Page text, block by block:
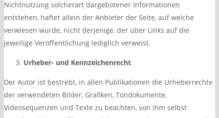
Nichtnutzung solcherart dargebotener Informationen
entstehen, haftet allein der Anbieter der Seite, auf welche
verwiesen wurde, nicht derjenige, der über Links auf die
jeweilige Veröffentlichung lediglich verweist.
Urheber- und Kennzeichenrecht
Der Autor ist bestrebt, in allen Publikationen die Urheberrechte
der verwendeten Bilder, Grafiken, Tondokumente,
Videosequenzen und Texte zu beachten, von ihm selbst